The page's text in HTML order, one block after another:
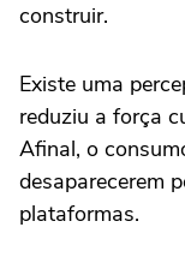
construir.
Existe uma
reduziu a força
Afinal, o
desaparecerem
plataformas.